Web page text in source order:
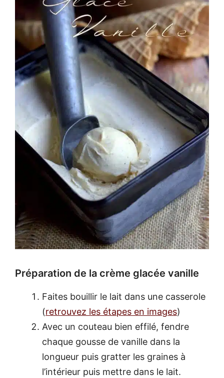
Préparation de la crème glacée vanille
Faites bouillir le lait dans une casserole
(retrouvez les étapes en images)
Avec un couteau bien effilé, fendre
chaque gousse de vanille dans la
longueur puis gratter les graines à
l’intérieur puis mettre dans le lait.